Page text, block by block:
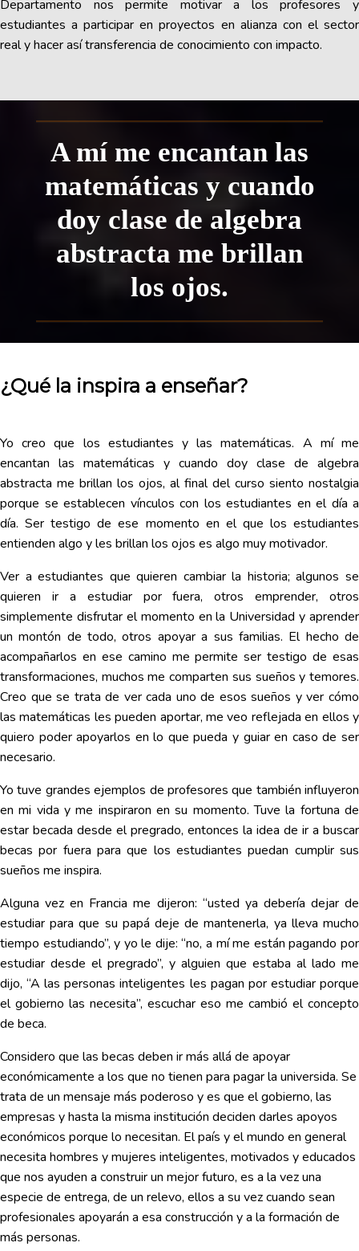
Departamento nos permite motivar a los profesores y
estudiantes a participar en proyectos en alianza con el sector
real y hacer así transferencia de conocimiento con impacto.
A mí me encantan las
matemáticas y cuando
doy clase de algebra
abstracta me brillan
los ojos.
¿Qué la inspira a enseñar?
Yo creo que los estudiantes y las matemáticas. A mí me
encantan las matemáticas y cuando doy clase de algebra
abstracta me brillan los ojos, al final del curso siento nostalgia
porque se establecen vínculos con los estudiantes en el día a
día. Ser testigo de ese momento en el que los estudiantes
entienden algo y les brillan los ojos es algo muy motivador.
Ver a estudiantes que quieren cambiar la historia; algunos se
quieren ir a estudiar por fuera, otros emprender, otros
simplemente disfrutar el momento en la Universidad y aprender
un montón de todo, otros apoyar a sus familias. El hecho de
acompañarlos en ese camino me permite ser testigo de esas
transformaciones, muchos me comparten sus sueños y temores.
Creo que se trata de ver cada uno de esos sueños y ver cómo
las matemáticas les pueden aportar, me veo reflejada en ellos y
quiero poder apoyarlos en lo que pueda y guiar en caso de ser
necesario.
Yo tuve grandes ejemplos de profesores que también influyeron
en mi vida y me inspiraron en su momento. Tuve la fortuna de
estar becada desde el pregrado, entonces la idea de ir a buscar
becas por fuera para que los estudiantes puedan cumplir sus
sueños me inspira.
Alguna vez en Francia me dijeron: “usted ya debería dejar de
estudiar para que su papá deje de mantenerla, ya lleva mucho
tiempo estudiando”, y yo le dije: “no, a mí me están pagando por
estudiar desde el pregrado”, y alguien que estaba al lado me
dijo, “A las personas inteligentes les pagan por estudiar porque
el gobierno las necesita”, escuchar eso me cambió el concepto
de beca.
Considero que las becas deben ir más allá de apoyar
económicamente a los que no tienen para pagar la universida. Se
trata de un mensaje más poderoso y es que el gobierno, las
empresas y hasta la misma institución deciden darles apoyos
económicos porque lo necesitan. El país y el mundo en general
necesita hombres y mujeres inteligentes, motivados y educados
que nos ayuden a construir un mejor futuro, es a la vez una
especie de entrega, de un relevo, ellos a su vez cuando sean
profesionales apoyarán a esa construcción y a la formación de
más personas.